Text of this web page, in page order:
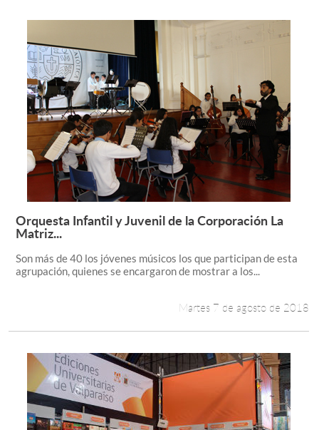
Leer más +
Orquesta Infantil y Juvenil de la Corporación La
Matriz...
Son más de 40 los jóvenes músicos los que participan de esta
agrupación, quienes se encargaron de mostrar a los...
Martes 7 de agosto de 2018